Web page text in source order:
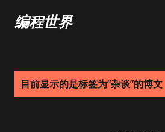
编程世界
目前显示的是标签为“杂谈”的博文